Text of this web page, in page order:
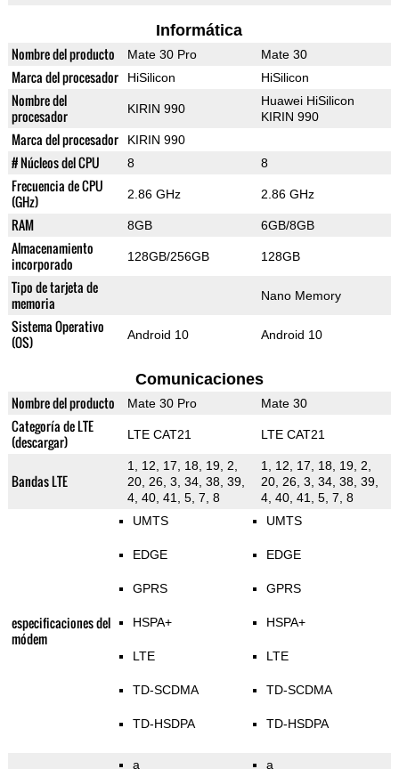
Informática
Nombre del producto Mate 30 Pro Mate 30
Marca del procesador HiSilicon HiSilicon
Nombre del
procesador
KIRIN 990
Huawei HiSilicon
KIRIN 990
Marca del procesador KIRIN 990
# Núcleos del CPU 8 8
Frecuencia de CPU
(GHz)
2.86 GHz 2.86 GHz
RAM 8GB 6GB/8GB
Almacenamiento
incorporado
128GB/256GB 128GB
Tipo de tarjeta de
memoria
Nano Memory
Sistema Operativo
(OS)
Android 10 Android 10
Comunicaciones
Nombre del producto Mate 30 Pro Mate 30
Categoría de LTE
(descargar)
LTE CAT21 LTE CAT21
Bandas LTE
1, 12, 17, 18, 19, 2,
20, 26, 3, 34, 38, 39,
4, 40, 41, 5, 7, 8
1, 12, 17, 18, 19, 2,
20, 26, 3, 34, 38, 39,
4, 40, 41, 5, 7, 8
especificaciones del
módem
UMTS
EDGE
GPRS
HSPA+
LTE
TD-SCDMA
TD-HSDPA
UMTS
EDGE
GPRS
HSPA+
LTE
TD-SCDMA
TD-HSDPA
a a